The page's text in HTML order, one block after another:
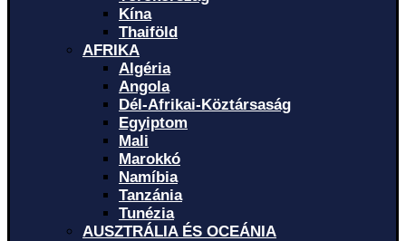
Kína
Thaiföld
AFRIKA
Algéria
Angola
Dél-Afrikai-Köztársaság
Egyiptom
Mali
Marokkó
Namíbia
Tanzánia
Tunézia
AUSZTRÁLIA ÉS OCEÁNIA